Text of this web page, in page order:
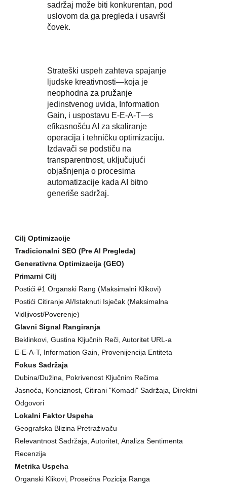
sadržaj može biti konkurentan, pod
uslovom da ga pregleda i usavrši
čovek.
Strateški uspeh zahteva spajanje
ljudske kreativnosti—koja je
neophodna za pružanje
jedinstvenog uvida, Information
Gain, i uspostavu E-E-A-T—s
efikasnošću AI za skaliranje
operacija i tehničku optimizaciju.
Izdavači se podstiču na
transparentnost, uključujući
objašnjenja o procesima
automatizacije kada AI bitno
generiše sadržaj.
Cilj Optimizacije
Tradicionalni SEO (Pre AI Pregleda)
Generativna Optimizacija (GEO)
Primarni Cilj
Postići #1 Organski Rang (Maksimalni Klikovi)
Postići Citiranje AI/Istaknuti Isječak (Maksimalna
Vidljivost/Poverenje)
Glavni Signal Rangiranja
Beklinkovi, Gustina Ključnih Reči, Autoritet URL-a
E-E-A-T, Information Gain, Provenijencija Entiteta
Fokus Sadržaja
Dubina/Dužina, Pokrivenost Ključnim Rečima
Jasnoća, Konciznost, Citirani "Komadi" Sadržaja, Direktni
Odgovori
Lokalni Faktor Uspeha
Geografska Blizina Pretraživaču
Relevantnost Sadržaja, Autoritet, Analiza Sentimenta
Recenzija
Metrika Uspeha
Organski Klikovi, Prosečna Pozicija Ranga